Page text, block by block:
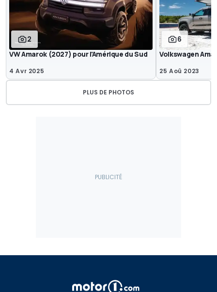
2
VW Amarok (2027) pour l'Amérique du Sud
4 Avr 2025
6
Volkswagen
25 Aoû 2023
PLUS DE PHOTOS